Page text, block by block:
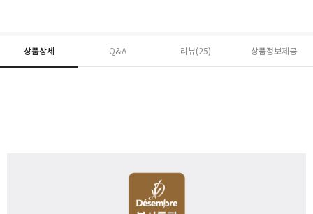
상품상세 Q&A 리뷰(25) 상품정보제공